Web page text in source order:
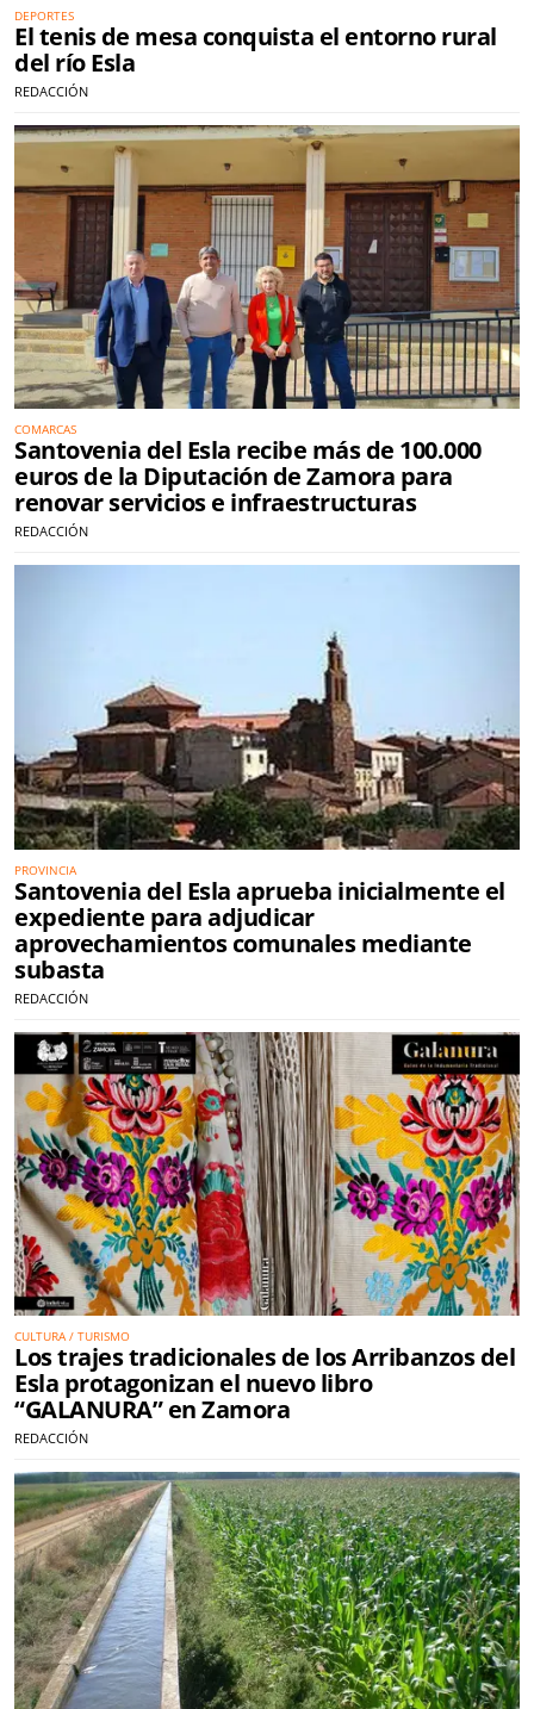
DEPORTES
El tenis de mesa conquista el entorno rural
del río Esla
REDACCIÓN
COMARCAS
Santovenia del Esla recibe más de 100.000
euros de la Diputación de Zamora para
renovar servicios e infraestructuras
REDACCIÓN
PROVINCIA
Santovenia del Esla aprueba inicialmente el
expediente para adjudicar
aprovechamientos comunales mediante
subasta
REDACCIÓN
CULTURA / TURISMO
Los trajes tradicionales de los Arribanzos del
Esla protagonizan el nuevo libro
“GALANURA” en Zamora
REDACCIÓN